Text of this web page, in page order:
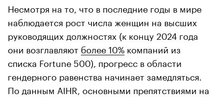
Несмотря на то, что в последние годы в мире
наблюдается рост числа женщин на высших
руководящих должностях (к концу 2024 года
они возглавляют более 10% компаний из
списка Fortune 500), прогресс в области
гендерного равенства начинает замедляться.
По данным AIHR, основными препятствиями на